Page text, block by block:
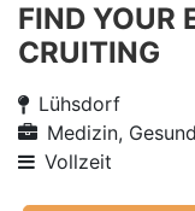
FIND YOUR
CRUITING
Lühsdorf
Medizin,
Vollzeit